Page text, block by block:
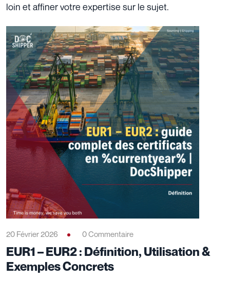
loin et affiner votre expertise sur le sujet.
20 Février 2026 0 Commentaire
EUR1 – EUR2 : Définition, Utilisation &
Exemples Concrets